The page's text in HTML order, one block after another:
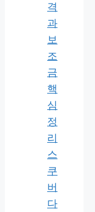
격
과
보
조
금
핵
심
정
리
스
쿠
버
다